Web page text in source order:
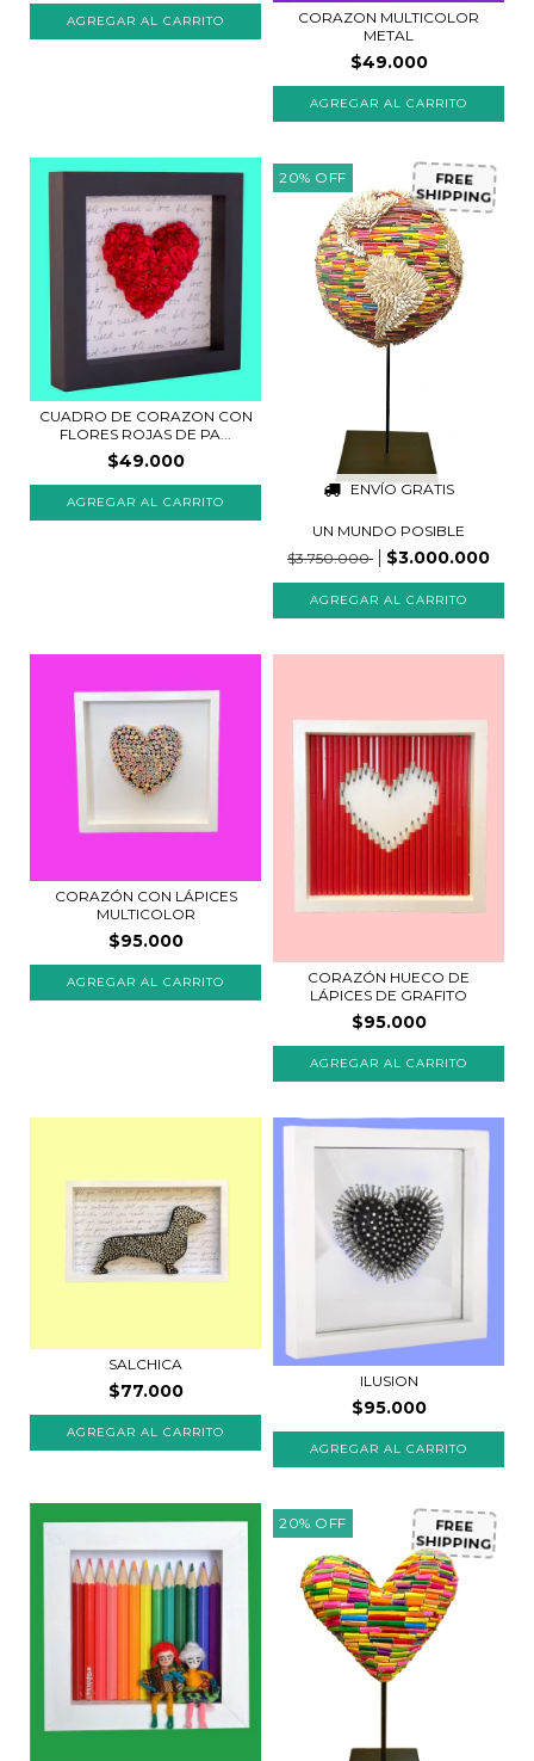
CORAZON MULTICOLOR
METAL
$49.000
AGREGAR AL CARRITO
CUADRO DE CORAZON CON
FLORES ROJAS DE PA...
$49.000
AGREGAR AL CARRITO
20% OFF
ENVÍO GRATIS
FREE
SHIPPING
UN MUNDO POSIBLE
$3.750.000
$3.000.000
CORAZÓN CON LÁPICES
MULTICOLOR
$95.000
CORAZÓN HUECO DE
LÁPICES DE GRAFITO
$95.000
SALCHICA
$77.000
ILUSION
$95.000
20% OFF FREE
SHIPPING